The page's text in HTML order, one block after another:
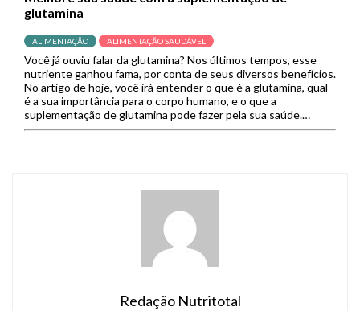
glutamina
ALIMENTAÇÃO ALIMENTAÇÃO SAUDÁVEL
Você já ouviu falar da glutamina? Nos últimos tempos, esse
nutriente ganhou fama, por conta de seus diversos benefícios.
No artigo de hoje, você irá entender o que é a glutamina, qual
é a sua importância para o corpo humano, e o que a
suplementação de glutamina pode fazer pela sua saúde.
Confira! Conteúdo1 O […]
Redação Nutritotal